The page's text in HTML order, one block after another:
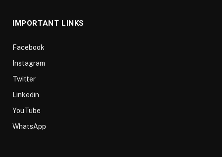
IMPORTANT LINKS
Facebook
Instagram
Twitter
Linkedin
YouTube
WhatsApp